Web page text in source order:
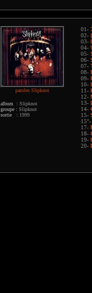
paroles Slipknot
album : Slipknot
groupe : Slipknot
sortie : 1999
01-
02-
03-
04-
05-
06-
07-
08-
09-
10-
11-
12-
13-
14-
15-
15°-
17-
18-
19-
20-